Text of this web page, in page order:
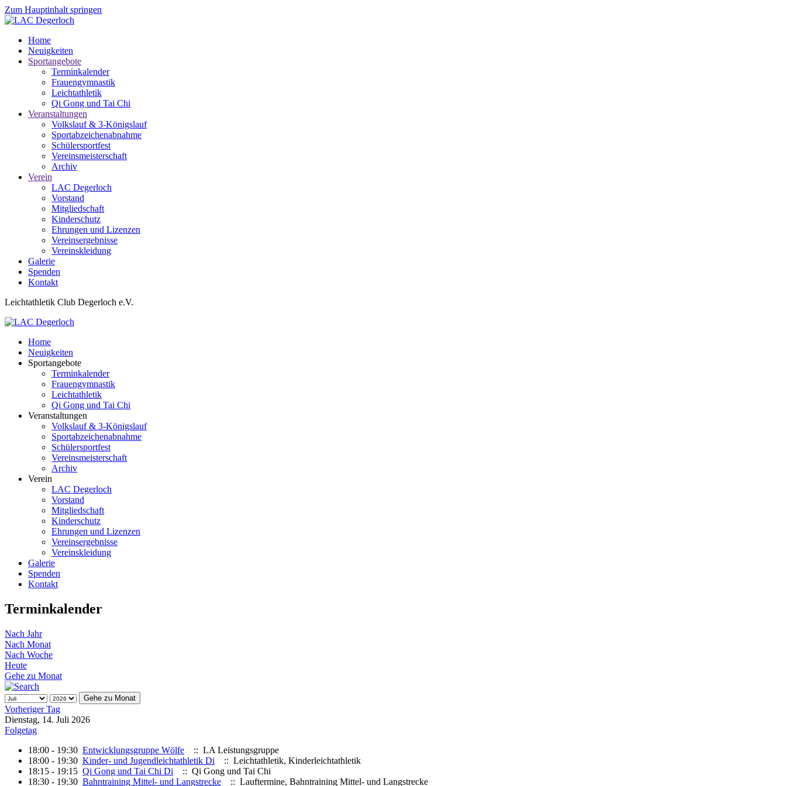
Zum Hauptinhalt springen
Home
Neuigkeiten
Sportangebote
Terminkalender
Frauengymnastik
Leichtathletik
Qi Gong und Tai Chi
Veranstaltungen
Volkslauf & 3-Königslauf
Sportabzeichenabnahme
Schülersportfest
Vereinsmeisterschaft
Archiv
Verein
LAC Degerloch
Vorstand
Mitgliedschaft
Kinderschutz
Ehrungen und Lizenzen
Vereinsergebnisse
Vereinskleidung
Galerie
Spenden
Kontakt
Leichtathletik Club Degerloch e.V.
Home
Neuigkeiten
Sportangebote
Terminkalender
Frauengymnastik
Leichtathletik
Qi Gong und Tai Chi
Veranstaltungen
Volkslauf & 3-Königslauf
Sportabzeichenabnahme
Schülersportfest
Vereinsmeisterschaft
Archiv
Verein
LAC Degerloch
Vorstand
Mitgliedschaft
Kinderschutz
Ehrungen und Lizenzen
Vereinsergebnisse
Vereinskleidung
Galerie
Spenden
Kontakt
Terminkalender
Nach Jahr
Nach Monat
Nach Woche
Heute
Gehe zu Monat
Gehe zu Monat
Vorheriger Tag
Dienstag, 14. Juli 2026
Folgetag
18:00 - 19:30 Entwicklungsgruppe Wölfe
:: LA Leistungsgruppe
18:00 - 19:30 Kinder- und Jugendleichtathletik Di
:: Leichtathletik, Kinderleichtathletik
18:15 - 19:15 Qi Gong und Tai Chi Di
:: Qi Gong und Tai Chi
18:30 - 19:30 Bahntraining Mittel- und Langstrecke :: Lauftermine, Bahntraining Mittel- und Langstrecke